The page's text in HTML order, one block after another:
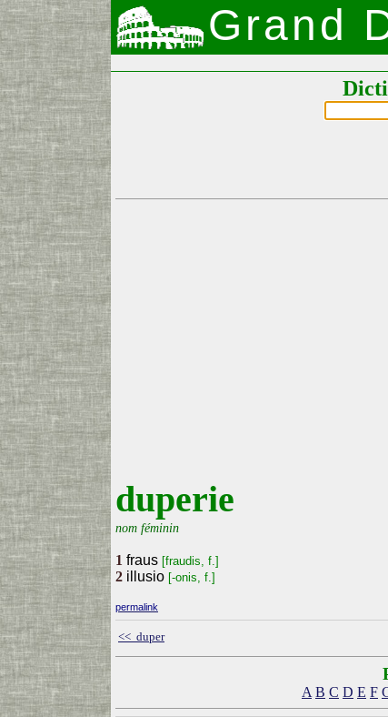
Grand
duperie
nom féminin
1 fraus [fraudis, f.]
2 illusio [-onis, f.]
permalink
<< duper
A B C D E F